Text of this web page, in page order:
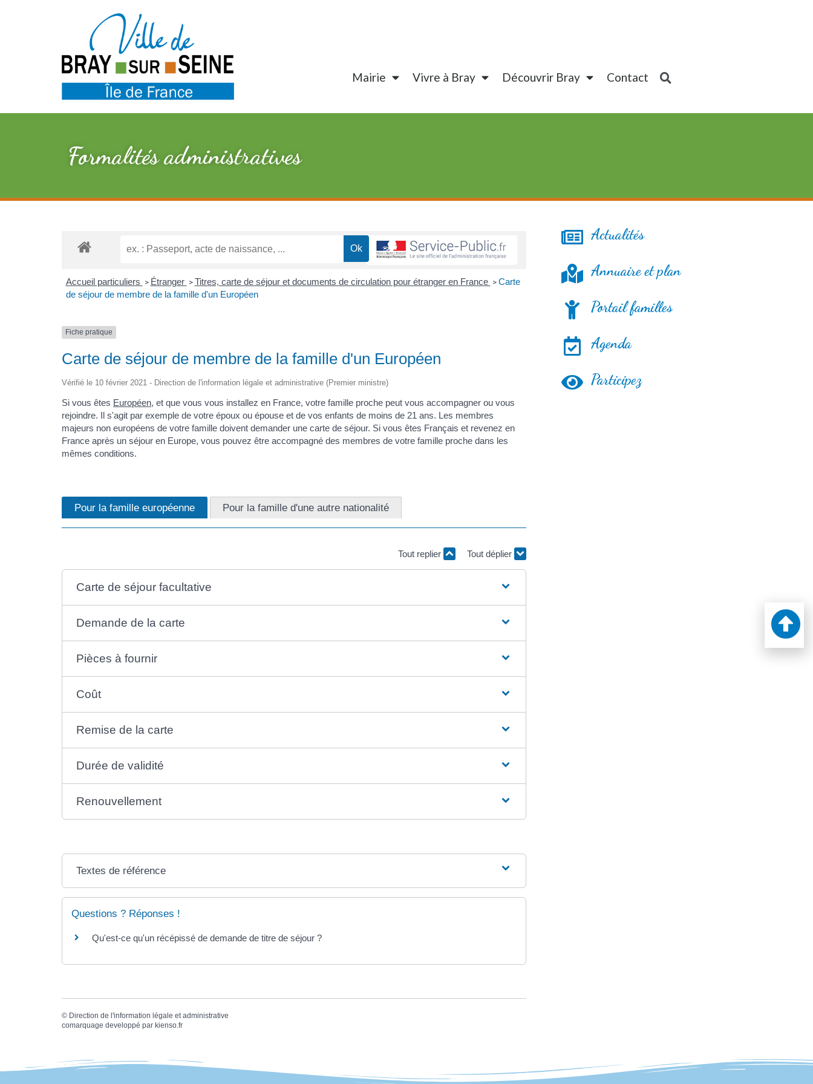
Mairie Vivre à Bray Découvrir Bray Contact
Formalités administratives
Accueil particuliers > Étranger > Titres, carte de séjour et documents de circulation pour étranger en France > Carte
de séjour de membre de la famille d'un Européen
Fiche pratique
Carte de séjour de membre de la famille d'un Européen
Vérifié le 10 février 2021 - Direction de l'information légale et administrative (Premier ministre)
Si vous êtes Européen, et que vous vous installez en France, votre famille proche peut vous accompagner ou vous
rejoindre. Il s'agit par exemple de votre époux ou épouse et de vos enfants de moins de 21 ans. Les membres
majeurs non européens de votre famille doivent demander une carte de séjour. Si vous êtes Français et revenez en
France après un séjour en Europe, vous pouvez être accompagné des membres de votre famille proche dans les
mêmes conditions.
Pour la famille européenne Pour la famille d'une autre nationalité
Tout replier Tout déplier
Carte de séjour facultative
Demande de la carte
Pièces à fournir
Coût
Remise de la carte
Durée de validité
Renouvellement
Textes de référence
Questions ? Réponses !
Qu'est-ce qu'un récépissé de demande de titre de séjour ?
© Direction de l'information légale et administrative
comarquage developpé par kienso.fr
Actualités
Annuaire et plan
Portail familles
Agenda
Participez